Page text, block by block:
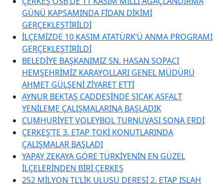
GÜNÜ KAPSAMINDA FİDAN DİKİMİ
GERÇEKLEŞTİRİLDİ
İLÇEMİZDE 10 KASIM ATATÜRK’Ü ANMA PROGRAMI
GERÇEKLEŞTİRİLDİ
BELEDİYE BAŞKANIMIZ SN. HASAN SOPACI
HEMŞEHRİMİZ KARAYOLLARI GENEL MÜDÜRÜ
AHMET GÜLŞENİ ZİYARET ETTİ
AYNUR BEKTAŞ CADDESİNDE SICAK ASFALT
YENİLEME ÇALIŞMALARINA BAŞLADIK
CUMHURİYET VOLEYBOL TURNUVASI SONA ERDİ
ÇERKEŞ’TE 3. ETAP TOKİ KONUTLARINDA
ÇALIŞMALAR BAŞLADI
YAPAY ZEKAYA GÖRE TÜRKİYENİN EN GÜZEL
İLÇELERİNDEN BİRİ ÇERKEŞ
252 MİLYON TL’LİK ULUSU DERESİ 2. ETAP ISLAH